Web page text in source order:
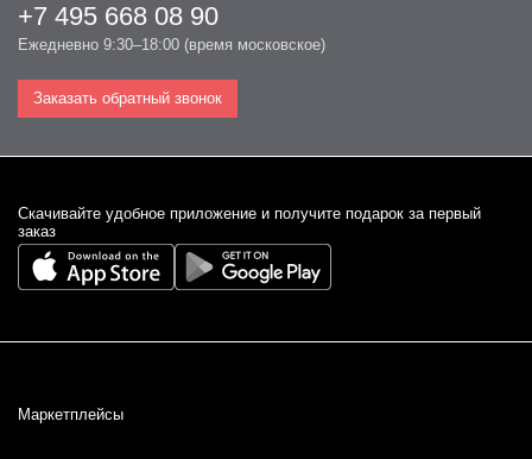
+7 495 668 08 90
Ежедневно 9:30–18:00 (время московское)
Заказать обратный звонок
Cкачивайте удобное приложение и получите подарок за первый
заказ
Маркетплейсы